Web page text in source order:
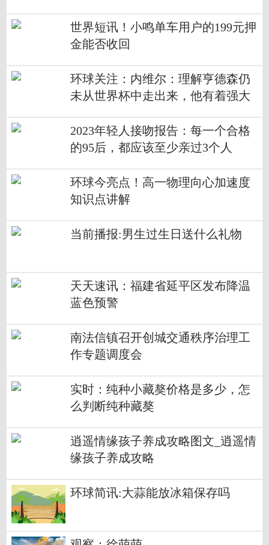
世界短讯！小鸣单车用户的199元押
金能否收回
环球关注：内维尔：理解亨德森仍
未从世界杯中走出来，他有着强大
2023年轻人接吻报告：每一个合格
的95后，都应该至少亲过3个人
环球今亮点！高一物理向心加速度
知识点讲解
当前播报:男生过生日送什么礼物
天天速讯：福建省延平区发布降温
蓝色预警
南法信镇召开创城交通秩序治理工
作专题调度会
实时：纯种小藏獒价格是多少，怎
么判断纯种藏獒
逍遥情缘孩子养成攻略图文_逍遥情
缘孩子养成攻略
环球简讯:大蒜能放冰箱保存吗